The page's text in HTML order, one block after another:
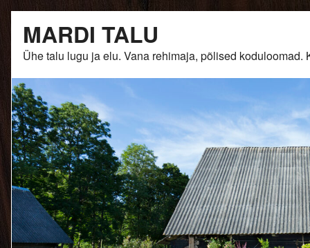
content
MARDI TALU
Ühe talu lugu ja elu. Vana rehimaja, põlised